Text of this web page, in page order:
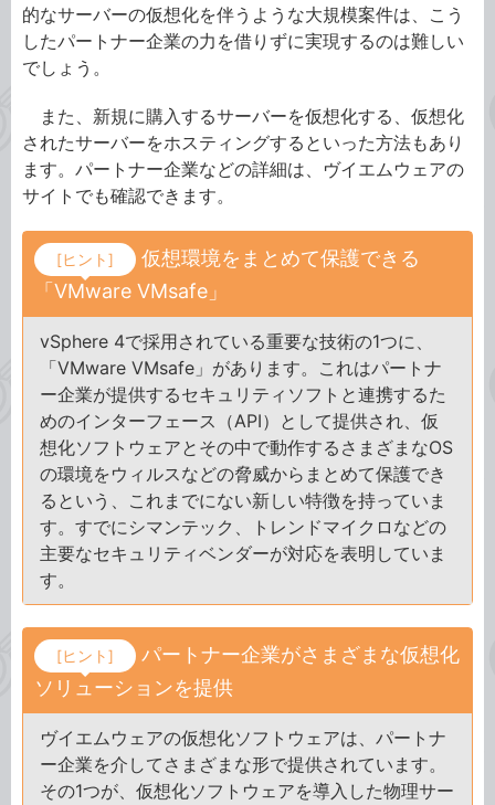
的なサーバーの仮想化を伴うような大規模案件は、こう
したパートナー企業の力を借りずに実現するのは難しい
でしょう。
また、新規に購入するサーバーを仮想化する、仮想化
されたサーバーをホスティングするといった方法もあり
ます。パートナー企業などの詳細は、ヴイエムウェアの
サイトでも確認できます。
[ヒント]
仮想環境をまとめて保護できる
「VMware VMsafe」
vSphere 4で採用されている重要な技術の1つに、
「VMware VMsafe」があります。これはパートナ
ー企業が提供するセキュリティソフトと連携するた
めのインターフェース（API）として提供され、仮
想化ソフトウェアとその中で動作するさまざまなOS
の環境をウィルスなどの脅威からまとめて保護でき
るという、これまでにない新しい特徴を持っていま
す。すでにシマンテック、トレンドマイクロなどの
主要なセキュリティベンダーが対応を表明していま
す。
[ヒント]
パートナー企業がさまざまな仮想化
ソリューションを提供
ヴイエムウェアの仮想化ソフトウェアは、パートナ
ー企業を介してさまざまな形で提供されています。
その1つが、仮想化ソフトウェアを導入した物理サー